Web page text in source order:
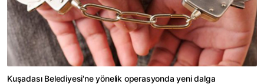
Kuşadası Belediyesi'ne yönelik operasyonda yeni dalga